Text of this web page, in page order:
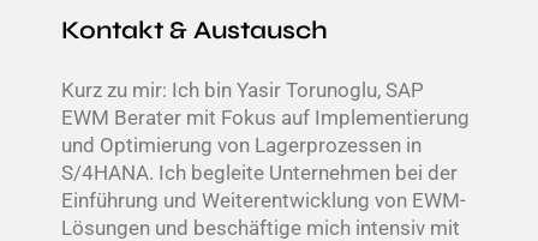
Kontakt & Austausch
Kurz zu mir: Ich bin Yasir Torunoglu, SAP
EWM Berater mit Fokus auf Implementierung
und Optimierung von Lagerprozessen in
S/4HANA. Ich begleite Unternehmen bei der
Einführung und Weiterentwicklung von EWM-
Lösungen und beschäftige mich intensiv mit